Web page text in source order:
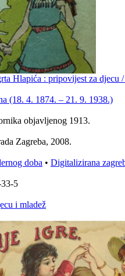
Hlapića : pripovijest za
(18. 4. 1874. – 21. 9. 1938.)
objavljenog 1913.
Zagreba, 2008.
doba • Digitalizirana
5
i mladež